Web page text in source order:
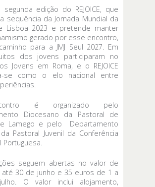
edição do REJOICE, que
sequência da Jornada Mundial da
Lisboa 2023 e pretende manter
gerado por esse encontro,
para a JMJ Seul 2027. Em
dos jovens participaram no
Jovens em Roma, e o REJOICE
se como o elo nacional entre
é organizado pelo
Diocesano da Pastoral de
Lamego e pelo Departamento
Pastoral Juvenil da Conferência
Portuguesa.
seguem abertas no valor de
até 30 de junho e 35 euros de 1 a
O valor inclui alojamento,